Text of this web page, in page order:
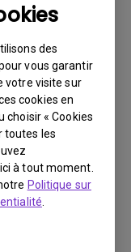
des
vous garantir
votre visite sur
cookies en
choisir « Cookies
toutes les
à tout moment.
Politique sur
à BenQ,
ou à un
Vous
taxes
et toutes
du Produit
de
et assumez